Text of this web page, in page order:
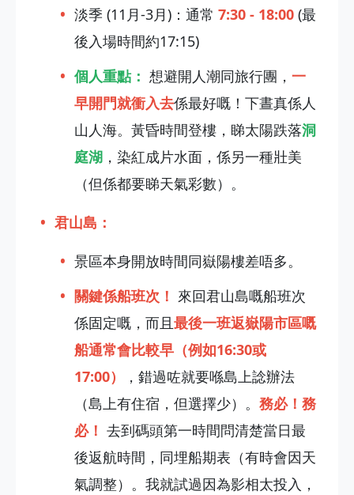
淡季 (11月-3月)：通常 7:30 - 18:00 (最
後入場時間約17:15)
個人重點： 想避開人潮同旅行團， 一
早開門就衝入去係最好嘅！下晝真係人
山人海。黃昏時間登樓，睇太陽跌落洞
庭湖 ，染紅成片水面，係另一種壯美
（但係都要睇天氣彩數）。
君山島：
景區本身開放時間同嶽陽樓差唔多。
關鍵係船班次！ 來回君山島嘅船班次
係固定嘅，而且最後一班返嶽陽市區嘅
船通常會比較早（例如16:30或
17:00）
，錯過咗就要喺島上諗辦法
（島上有住宿，但選擇少）。 務必！務
必！ 去到碼頭第一時間問清楚當日最
後返航時間，同埋船期表（有時會因天
氣調整）。我就試過因為影相太投入，